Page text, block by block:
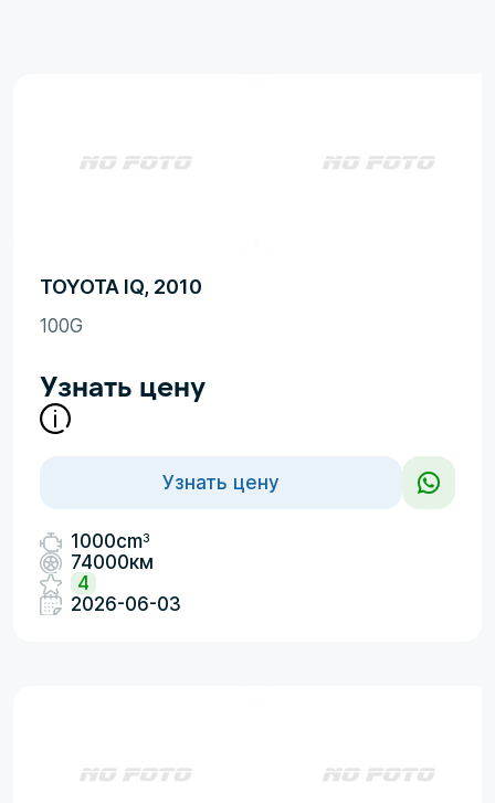
TOYOTA IQ, 2010
100G
Узнать цену
Узнать цену
1000cm3
74000км
4
2026-06-03